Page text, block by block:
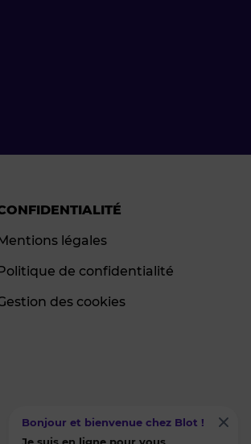
légales
de confidentialité
des cookies
Bonjour et bienvenue chez Blot !